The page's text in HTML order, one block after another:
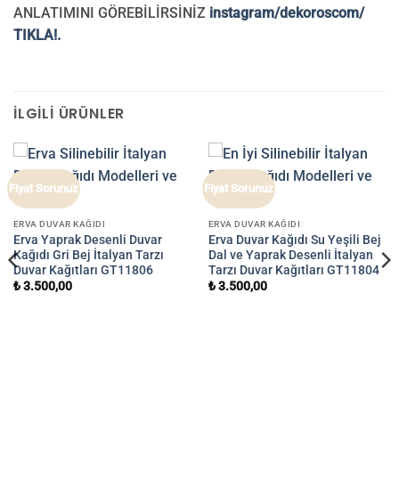
ANLATIMINI GÖREBİLİRSİNİZ instagram/dekoroscom/
TIKLA!.
İLGILI ÜRÜNLER
Fiyat Sorunuz
ERVA DUVAR KAĞIDI
Erva Yaprak Desenli Duvar
Kağıdı Gri Bej İtalyan Tarzı
Duvar Kağıtları GT11806
₺3.500,00
Fiyat Sorunuz
ERVA DUVAR KAĞIDI
Erva Duvar Kağıdı Su Yeşili Bej
Dal ve Yaprak Desenli İtalyan
Tarzı Duvar Kağıtları GT11804
₺3.500,00